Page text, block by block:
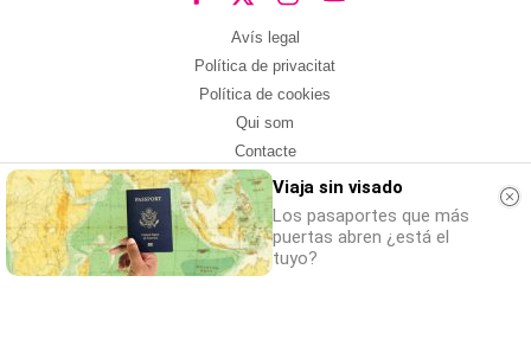
Avís legal
Política de privacitat
Política de cookies
Qui som
Contacte
Xarxes socials
Amb col·laboració de:
Viaja sin visado
Los pasaportes que más
puertas abren ¿está el
tuyo?